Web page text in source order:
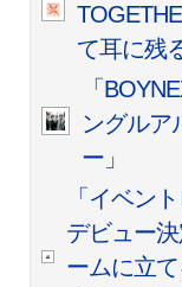
て耳に残
「
ングルア
ー」
「イベン
デビュー
ームに立